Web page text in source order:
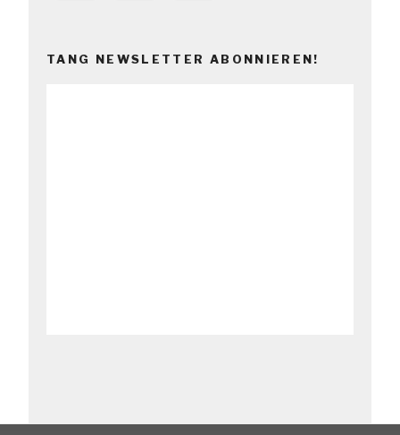
TANG NEWSLETTER ABONNIEREN!